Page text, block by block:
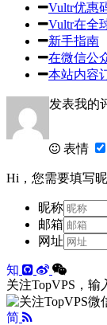
Vultr优惠
Vultr在全
新手指南
在微信公
本站内容
发表我的
表情
Hi，您需要填写
昵称
邮箱
网址
知
关注TopVPS，输
简